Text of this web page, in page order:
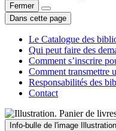
Fermer
Dans cette page
Le Catalogue des
Qui peut faire des
Comment s’inscrire
Comment transmettre
Responsabilités des
Contact
Info-bulle de l'image